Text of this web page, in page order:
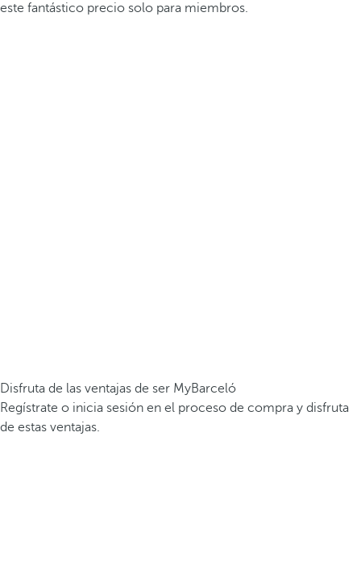
este fantástico precio solo para miembros.
Disfruta de las ventajas de ser MyBarceló
Regístrate o inicia sesión en el proceso de compra y disfruta
de estas ventajas.